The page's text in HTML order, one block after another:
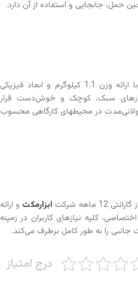
حمل، جابجایی و استفاده از آن دارد.
منگنه کوب بادی مکث مدل M8016 با ارائه وزن 1.1 کیلوگرم و ابعاد فیزیکی
دسته ابزارهای سبک، کوچک و خوش‌دست قرار
در محیطهای کارگاهی محسوب
ابزارمکث و ارائه
کلیه نیازهای کاربران در زمینه
جانبی را به طور کامل برطرف می‌کند.
درج امتیاز